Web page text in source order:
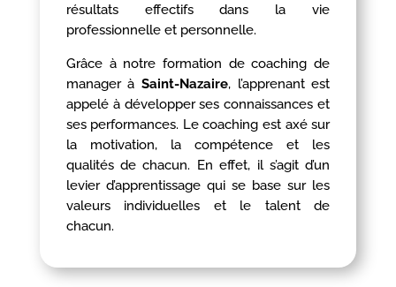
résultats effectifs dans la vie
professionnelle et personnelle.
Grâce à notre formation de coaching de
manager à Saint-Nazaire, l’apprenant est
appelé à développer ses connaissances et
ses performances. Le coaching est axé sur
la motivation, la compétence et les
qualités de chacun. En effet, il s’agit d’un
levier d’apprentissage qui se base sur les
valeurs individuelles et le talent de
chacun.